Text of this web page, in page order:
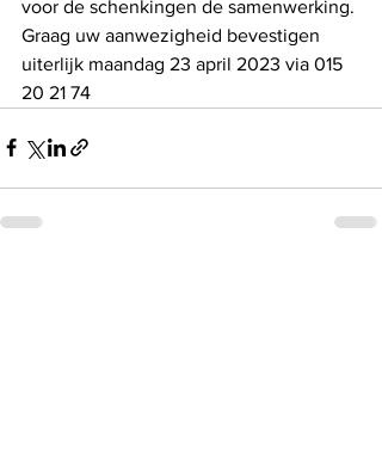
voor de schenkingen de samenwerking.
Graag uw aanwezigheid bevestigen
uiterlijk maandag 23 april 2023 via 015
20 21 74